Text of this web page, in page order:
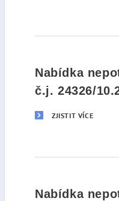
Nabídka
č.j. 24326/
ZJISTIT VÍCE
Nabídka